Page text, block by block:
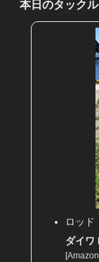
本日のタックル
ロッド
ダイワ
[